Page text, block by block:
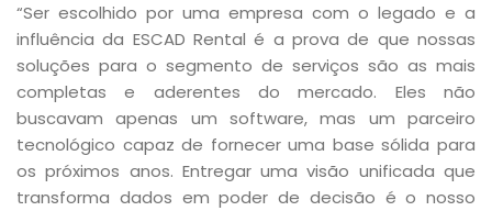
“Ser escolhido por uma empresa com o legado e a
influência da ESCAD Rental é a prova de que nossas
soluções para o segmento de serviços são as mais
completas e aderentes do mercado. Eles não
buscavam apenas um software, mas um parceiro
tecnológico capaz de fornecer uma base sólida para
os próximos anos. Entregar uma visão unificada que
transforma dados em poder de decisão é o nosso